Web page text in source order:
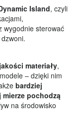
Island, czyli
wygodnie sterować
materiały,
– dzięki nim
bardziej
mierze pochodzą
na środowisko